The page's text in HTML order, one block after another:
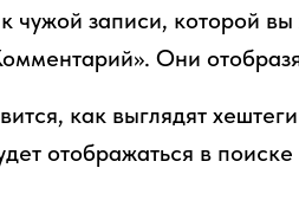
чужой записи, которой
Они
как выглядят
отображаться в